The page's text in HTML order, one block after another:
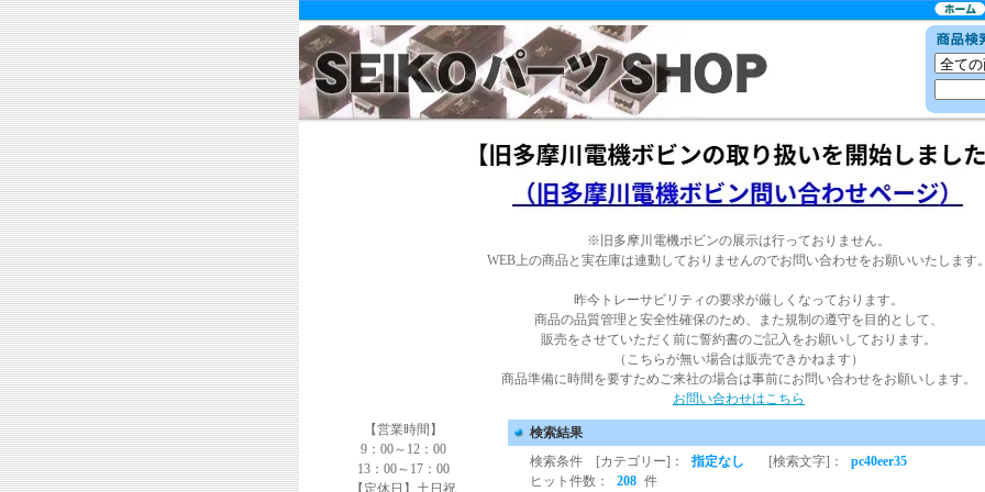
※旧多摩川電機ボビンの展示は行っておりません。
WEB上の商品と実在庫は連動しておりませんのでお問い合わせをお願いいたします
昨今トレーサビリティの要求が厳しくなっております。
商品の品質管理と安全性確保のため、また規制の遵守を目的として、
販売をさせていただく前に誓約書のご記入をお願いしております。
（こちらが無い場合は販売できかねます）
商品準備に時間を要すためご来社の場合は事前にお問い合わせをお願いします。
お問い合わせはこちら
【営業時間】
9：00～12：00
13：00～17：00
検索結果
検索条件 [カテゴリー]：
指定なし [検索文字]：
pc40eer35
ヒット件数：
208 件